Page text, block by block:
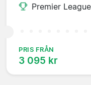
Premier League
PRIS FRÅN
3 095 kr